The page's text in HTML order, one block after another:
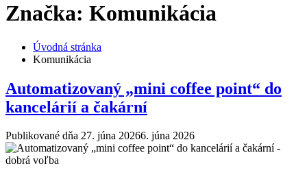
Značka: Komunikácia
Úvodná stránka
Komunikácia
Automatizovaný „mini coffee point“ do
kancelárií a čakární
Publikované dňa 27. júna 20266. júna 2026